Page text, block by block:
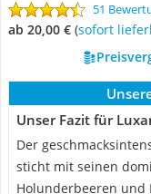
51
ab 20,00 € ( Sofort
Unser Fazit für
Der
sticht mit seinen
Holunderbeeren und